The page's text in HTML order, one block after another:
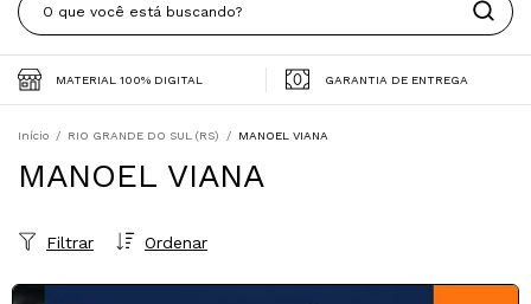
MATERIAL 100% DIGITAL GARANTIA DE ENTREGA
Início / RIO GRANDE DO SUL (RS) / MANOEL VIANA
MANOEL VIANA
Ordenar
Filtrar